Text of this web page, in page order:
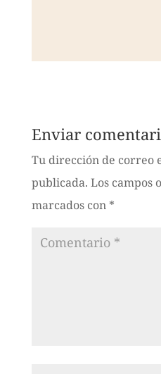
Enviar
Tu dirección de correo
publicada. Los campos
marcados con *